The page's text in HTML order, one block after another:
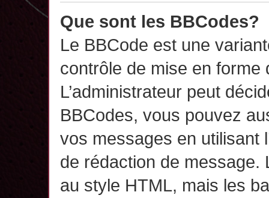
Que sont les BBCodes?
Le BBCode est une
contrôle de mise en forme
L’administrateur peut
BBCodes, vous pouvez
vos messages en utilisant
de rédaction de message.
au style HTML, mais les